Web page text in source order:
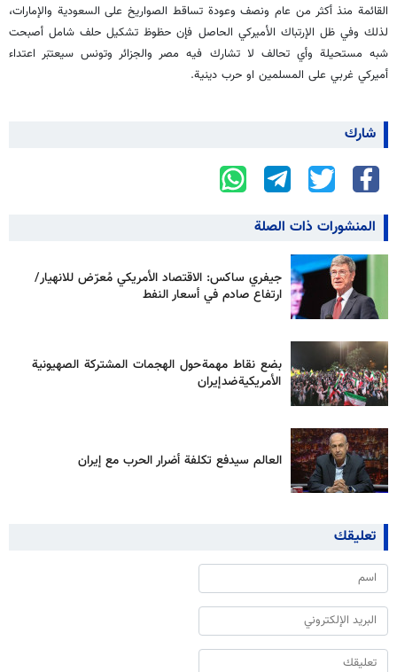
القائمة منذ أكثر من عام ونصف وعودة تساقط الصواريخ على السعودية والإمارات،
لذلك وفي ظل الإرتباك الأميركي الحاصل فإن حظوظ تشكيل حلف شامل أصبحت
شبه مستحيلة وأي تحالف لا تشارك فيه مصر والجزائر وتونس سيعتبَر اعتداء
أميركي غربي على المسلمين او حرب دينية.
شارك
المنشورات ذات الصلة
جيفري ساكس: الاقتصاد الأمريكي مُعرّض للانهيار/
ارتفاع صادم في أسعار النفط
بضع نقاط مهمة حول الهجمات المشتركة الصهيونية
الأمريكية ضد إيران
العالم سيدفع تكلفة أضرار الحرب مع إيران
تعليقك